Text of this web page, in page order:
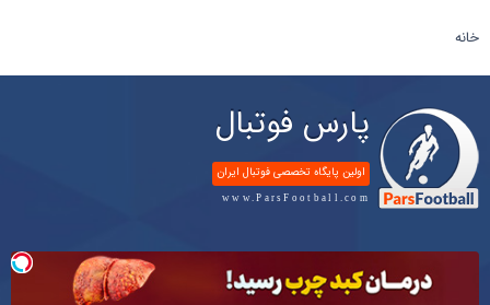
خانه
پارس فوتبال
اولین پایگاه تخصصی فوتبال ایران
www.ParsFootball.com